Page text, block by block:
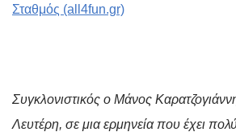
Σταθμός (all4fun.gr)
Συγκλονιστικός ο Μάνος
Λευτέρη, σε μια ερμηνεία που έχει